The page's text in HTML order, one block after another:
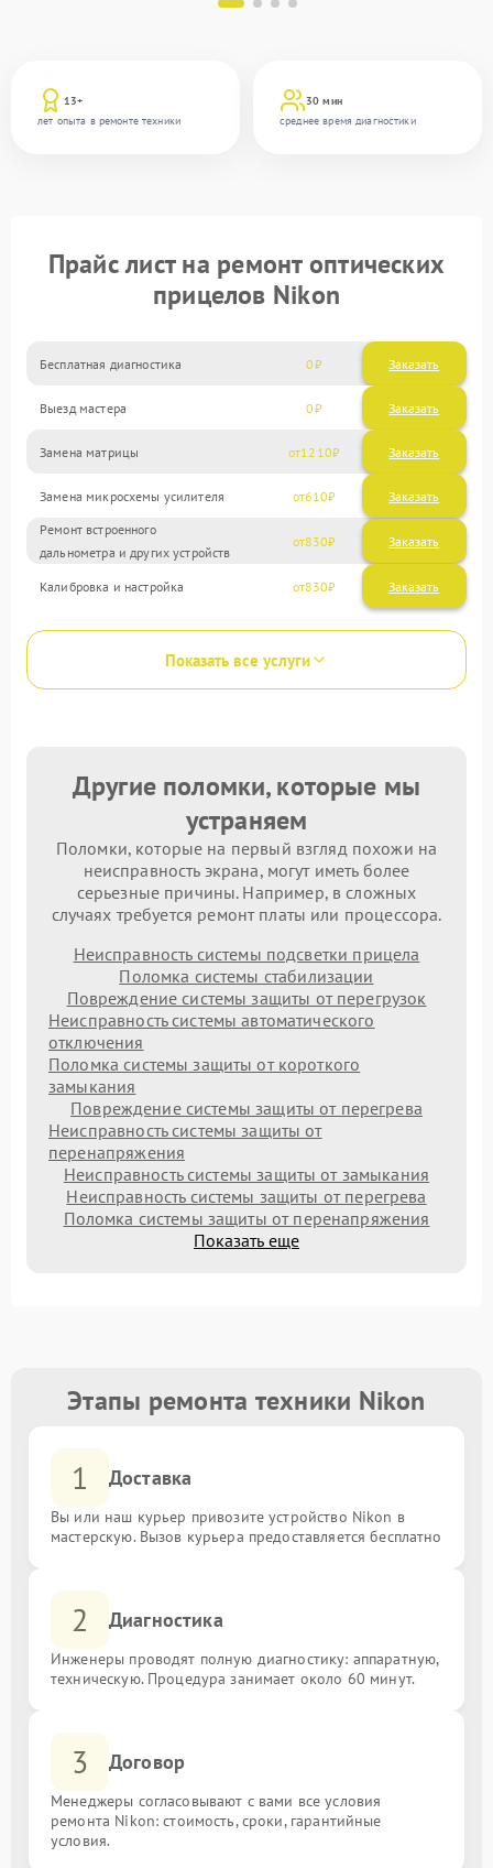
13+
лет опыта в ремонте техники
30 мин
среднее время диагностики
Прайс лист на ремонт оптических
прицелов Nikon
Бесплатная диагностика 0 Заказать
Выезд мастера 0 Заказать
Замена матрицы 1210
Замена микросхемы усилителя 610
Ремонт встроенного
дальнометра и других устройств
830
Калибровка и настройка 830
Показать все услуги
Другие поломки, которые мы
устраняем
Поломки, которые на первый взгляд похожи на
неисправность экрана, могут иметь более
серьезные причины. Например, в сложных
случаях требуется ремонт платы или процессора.
Неисправность системы подсветки прицела
Поломка системы стабилизации
Повреждение системы защиты от перегрузок
Неисправность системы автоматического
отключения
Поломка системы защиты от короткого
замыкания
Повреждение системы защиты от перегрева
Неисправность системы защиты от
перенапряжения
Неисправность системы защиты от замыкания
Неисправность системы защиты от перегрева
Поломка системы защиты от перенапряжения
Показать еще
Этапы ремонта техники Nikon
1 Доставка
Вы или наш курьер привозите устройство Nikon в
мастерскую. Вызов курьера предоставляется бесплатно
2 Диагностика
Инженеры проводят полную диагностику: аппаратную,
техническую. Процедура занимает около 60 минут.
3 Договор
Менеджеры согласовывают с вами все условия
ремонта Nikon: стоимость, сроки, гарантийные
условия.